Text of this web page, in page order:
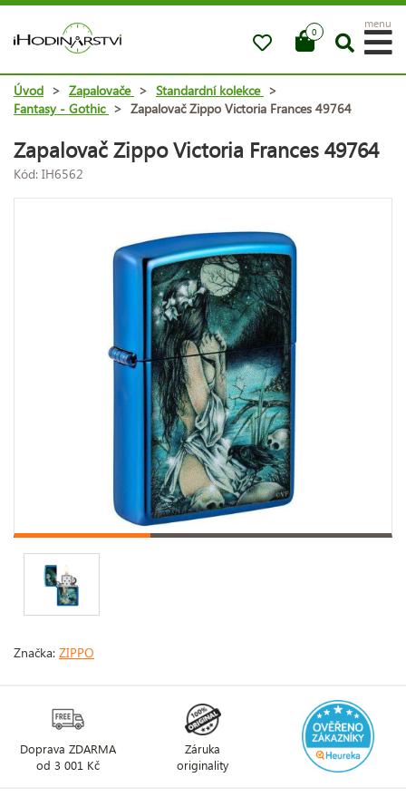
0
menu
Úvod > Zapalovače > Standardní kolekce >
Fantasy - Gothic > Zapalovač Zippo Victoria Frances 49764
Zapalovač Zippo Victoria Frances 49764
Kód: IH6562
Značka: ZIPPO
Doprava ZDARMA
od 3 001 Kč
Záruka
originality